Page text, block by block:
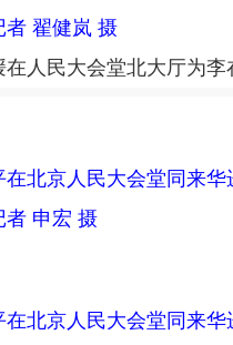
者 翟健岚 摄
民大会堂北大厅为李
北京人民大会堂同来
者 申宏 摄
北京人民大会堂同来